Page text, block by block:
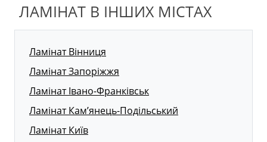
ЛАМІНАТ В ІНШИХ МІСТАХ
Ламінат Вінниця
Ламінат Запоріжжя
Ламінат Івано-Франківськ
Ламінат Кам’янець-Подільський
Ламінат Київ